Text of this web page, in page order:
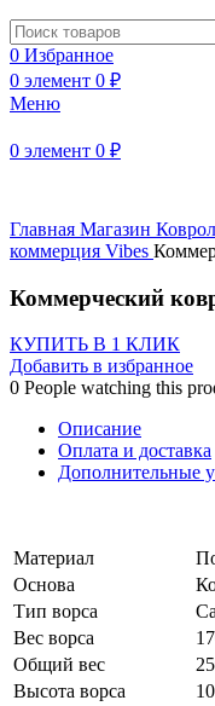
г. Челябинск,
0 Избранное
0 элемент 0 ₽
Меню
0 элемент 0 ₽
Главная Магазин
коммерция Vibes
Коммерческий
КУПИТЬ В 1 КЛИК
Добавить в избранное
0 People watching this
Описание
Оплата и доставка
Дополнительные
Материал
Основа
Тип ворса
Вес ворса
Общий вес
Высота ворса